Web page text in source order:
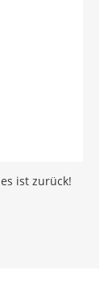
ist zurück!